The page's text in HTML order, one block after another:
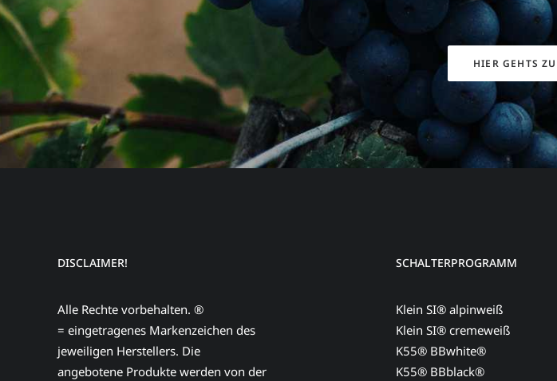
HIER GEHTS
DISCLAIMER!
Alle Rechte vorbehalten. ®
= eingetragenes Markenzeichen des
jeweiligen Herstellers. Die
angebotene Produkte werden von der
SCHALTERPROGRAMM
Klein SI® alpinweiß
Klein SI® cremeweiß
K55® BBwhite®
K55® BBblack®